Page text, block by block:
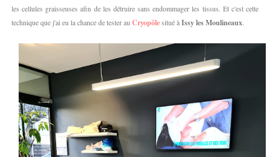
les cellules graisseuses afin de les détruire sans endommager les tissus. Et c'est cette
technique que j'ai eu la chance de tester au Cryopôlesitué àIssy les Moulineaux.